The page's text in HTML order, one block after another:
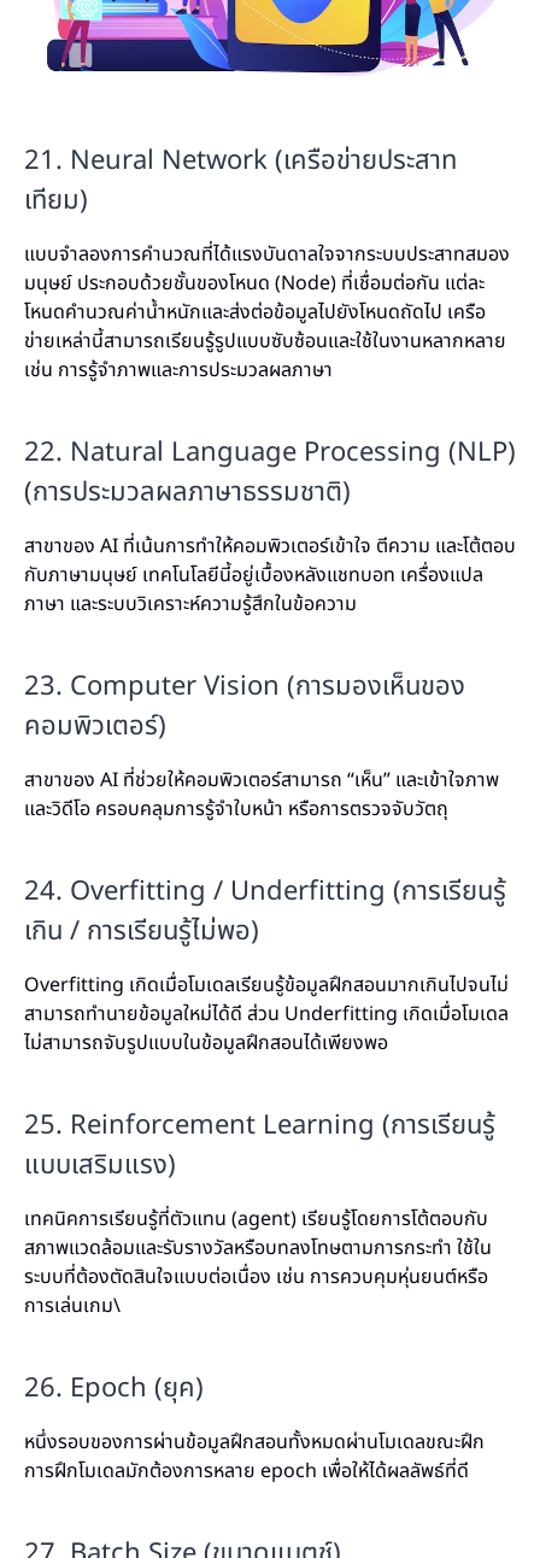
21. Neural Network (เครือข่ายประสาท
เทียม)
แบบจำลองการคำนวณที่ได้แรงบันดาลใจจากระบบประสาทสมอง
มนุษย์ ประกอบด้วยชั้นของโหนด (Node) ที่เชื่อมต่อกัน แต่ละ
โหนดคำนวณค่าน้ำหนักและส่งต่อข้อมูลไปยังโหนดถัดไป เครือ
ข่ายเหล่านี้สามารถเรียนรู้รูปแบบซับซ้อนและใช้ในงานหลากหลาย
เช่น การรู้จำภาพและการประมวลผลภาษา
22. Natural Language Processing (NLP)
(การประมวลผลภาษาธรรมชาติ)
สาขาของ AI ที่เน้นการทำให้คอมพิวเตอร์เข้าใจ ตีความ และโต้ตอบ
กับภาษามนุษย์ เทคโนโลยีนี้อยู่เบื้องหลังแชทบอท เครื่องแปล
ภาษา และระบบวิเคราะห์ความรู้สึกในข้อความ
23. Computer Vision (การมองเห็นของ
คอมพิวเตอร์)
สาขาของ AI ที่ช่วยให้คอมพิวเตอร์สามารถ “เห็น” และเข้าใจภาพ
และวิดีโอ ครอบคลุมการรู้จำใบหน้า หรือการตรวจจับวัตถุ
24. Overfitting / Underfitting (การเรียนรู้
เกิน / การเรียนรู้ไม่พอ)
Overfitting เกิดเมื่อโมเดลเรียนรู้ข้อมูลฝึกสอนมากเกินไปจนไม่
สามารถทำนายข้อมูลใหม่ได้ดี ส่วน Underfitting เกิดเมื่อโมเดล
ไม่สามารถจับรูปแบบในข้อมูลฝึกสอนได้เพียงพอ
25. Reinforcement Learning (การเรียนรู้
แบบเสริมแรง)
เทคนิคการเรียนรู้ที่ตัวแทน (agent) เรียนรู้โดยการโต้ตอบกับ
สภาพแวดล้อมและรับรางวัลหรือบทลงโทษตามการกระทำ ใช้ใน
ระบบที่ต้องตัดสินใจแบบต่อเนื่อง เช่น การควบคุมหุ่นยนต์หรือ
การเล่นเกม\
26. Epoch (ยุค)
หนึ่งรอบของการผ่านข้อมูลฝึกสอนทั้งหมดผ่านโมเดลขณะฝึก
การฝึกโมเดลมักต้องการหลาย epoch เพื่อให้ได้ผลลัพธ์ที่ดี